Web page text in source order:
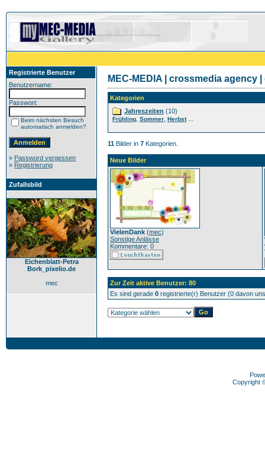
Registrierte Benutzer
Benutzername:
Passwort:
Beim nächsten Besuch
automatisch anmelden?
» Password vergessen
» Registrierung
Zufallsbild
Eichenblatt-Petra
Bork_pixelio.de
mec
MEC-MEDIA | crossmedia
Kategorien
Jahreszeiten (10)
Frühling Sommer Herbst...
11 Bilder in 7 Kategorien.
Neue Bilder
VielenDank (mec)
Sonstige Anlässe
Kommentare: 0
Zur Zeit aktive Benutzer: 80
Es sind gerade 0 registrierte(r) Benutzer (0 davon
Copyright